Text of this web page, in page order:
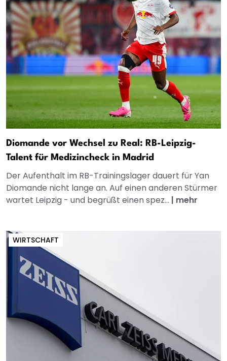
Diomande vor Wechsel zu Real: RB-Leipzig-
Talent für Medizincheck in Madrid
Der Aufenthalt im RB-Trainingslager dauert für Yan
Diomande nicht lange an. Auf einen anderen Stürmer
wartet Leipzig - und begrüßt einen spez... | mehr
WIRTSCHAFT